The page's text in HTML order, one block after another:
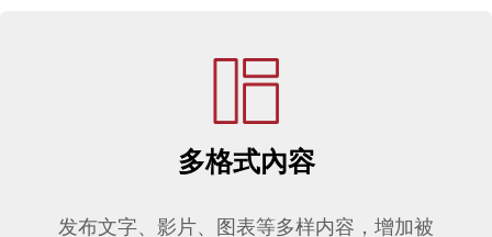
多格式內容
发布文字、影片、图表等多样内容，增加被